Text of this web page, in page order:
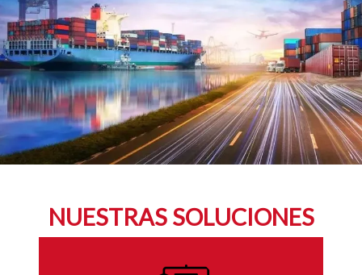
NUESTRAS SOLUCIONES